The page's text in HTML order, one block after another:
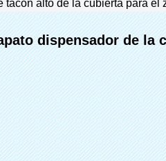
tacón alto de la cubierta para el
dispensador de la